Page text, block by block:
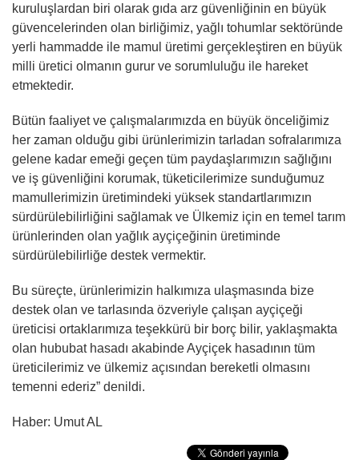
kuruluşlardan biri olarak gıda arz güvenliğinin en büyük
güvencelerinden olan birliğimiz, yağlı tohumlar sektöründe
yerli hammadde ile mamul üretimi gerçekleştiren en büyük
milli üretici olmanın gurur ve sorumluluğu ile hareket
etmektedir.
Bütün faaliyet ve çalışmalarımızda en büyük önceliğimiz
her zaman olduğu gibi ürünlerimizin tarladan sofralarımıza
gelene kadar emeği geçen tüm paydaşlarımızın sağlığını
ve iş güvenliğini korumak, tüketicilerimize sunduğumuz
mamullerimizin üretimindeki yüksek standartlarımızın
sürdürülebilirliğini sağlamak ve Ülkemiz için en temel tarım
ürünlerinden olan yağlık ayçiçeğinin üretiminde
sürdürülebilirliğe destek vermektir.
Bu süreçte, ürünlerimizin halkımıza ulaşmasında bize
destek olan ve tarlasında özveriyle çalışan ayçiçeği
üreticisi ortaklarımıza teşekkürü bir borç bilir, yaklaşmakta
olan hububat hasadı akabinde Ayçiçek hasadının tüm
üreticilerimiz ve ülkemiz açısından bereketli olmasını
temenni ederiz” denildi.
Haber: Umut AL